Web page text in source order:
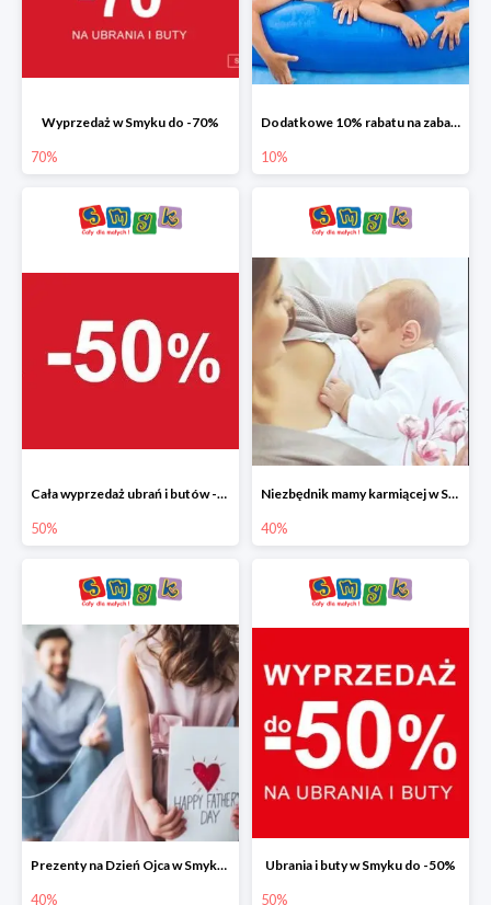
Wyprzedaż w Smyku do -70%
70%
Dodatkowe 10% rabatu na zabawki ogrodowe i baseny
10%
Cała wyprzedaż ubrań i butów -50%
50%
Niezbędnik mamy karmiącej w Smyku do -40%
40%
Prezenty na Dzień Ojca w Smyku do -40%
40%
Ubrania i buty w Smyku do -50%
50%